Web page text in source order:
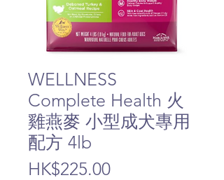
WELLNESS
Complete Health 火
雞燕麥 小型成犬專用
配方 4lb
HK$225.00價